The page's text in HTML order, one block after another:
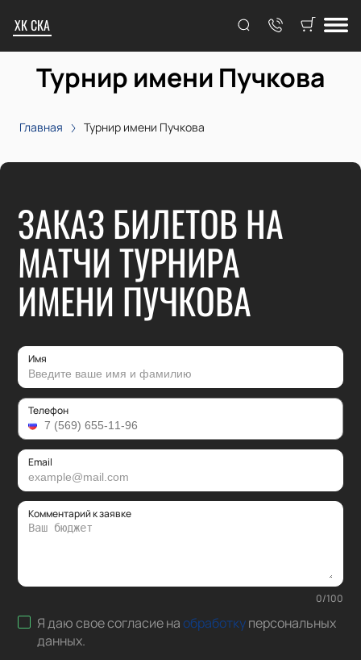
ХК СКА
Турнир имени Пучкова
Главная Турнир имени Пучкова
ЗАКАЗ БИЛЕТОВ НА
МАТЧИ ТУРНИРА
ИМЕНИ ПУЧКОВА
Имя
Телефон
Email
Комментарий к заявке
0/100
Я даю свое согласие наобработкуперсональных
данных.